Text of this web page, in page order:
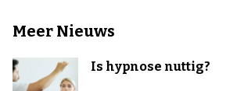
Meer Nieuws
Is hypnose nuttig?